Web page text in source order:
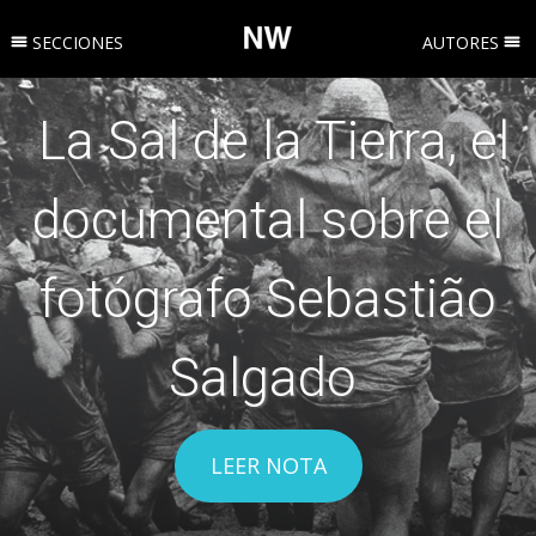
SECCIONES AUTORES
La Sal de la Tierra, el
documental sobre el
fotógrafo Sebastião
Salgado
LEER NOTA